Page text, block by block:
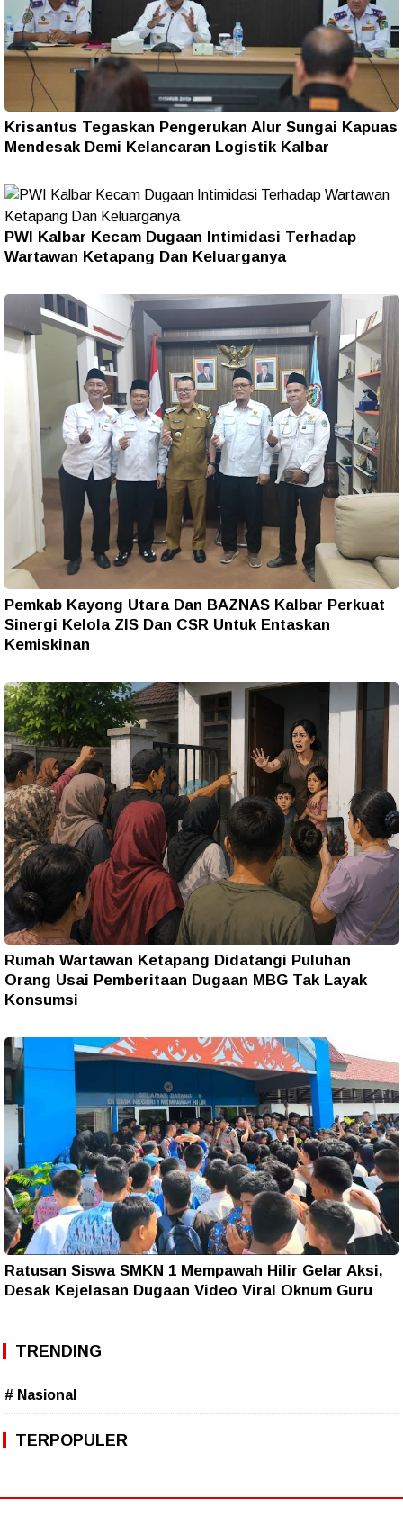
Krisantus Tegaskan Pengerukan Alur Sungai Kapuas
Mendesak Demi Kelancaran Logistik Kalbar
PWI Kalbar Kecam Dugaan Intimidasi Terhadap
Wartawan Ketapang Dan Keluarganya
Pemkab Kayong Utara Dan BAZNAS Kalbar Perkuat
Sinergi Kelola ZIS Dan CSR Untuk Entaskan
Kemiskinan
Rumah Wartawan Ketapang Didatangi Puluhan
Orang Usai Pemberitaan Dugaan MBG Tak Layak
Konsumsi
Ratusan Siswa SMKN 1 Mempawah Hilir Gelar Aksi,
Desak Kejelasan Dugaan Video Viral Oknum Guru
TRENDING
# Nasional
TERPOPULER